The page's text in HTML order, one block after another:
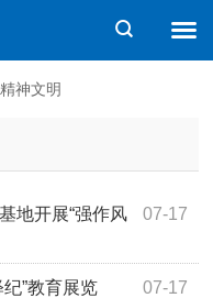
神文明
07-17
地开展“强作风
07-17
”教育展览